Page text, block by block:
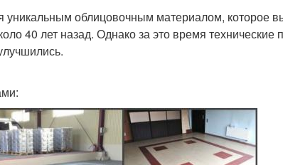
облицовочным материалом, которое
40 лет назад. Однако за это время технические